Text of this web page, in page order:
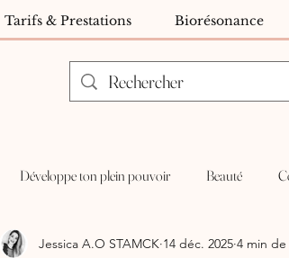
Tarifs & Prestations Biorésonance
Développe ton plein pouvoir Beauté
Jessica A.O STAMCK 14 déc. 2025 4 min